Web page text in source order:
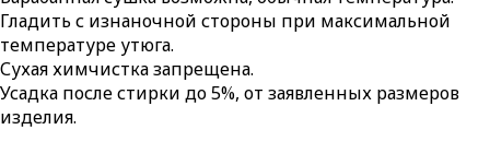
Гладить с изнаночной стороны при максимальной
температуре утюга.
Сухая химчистка запрещена.
Усадка после стирки до 5%, от заявленных размеров
изделия.